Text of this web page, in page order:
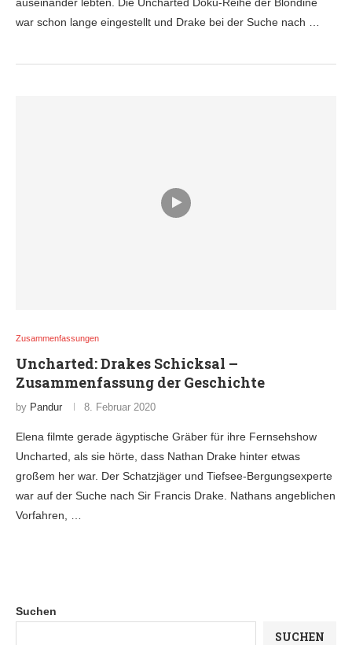
war schon lange eingestellt und Drake bei der Suche nach …
Zusammenfassungen
Uncharted: Drakes Schicksal –
Zusammenfassung der Geschichte
by Pandur 8. Februar 2020
Elena filmte gerade ägyptische Gräber für ihre Fernsehshow
Uncharted, als sie hörte, dass Nathan Drake hinter etwas
großem her war. Der Schatzjäger und Tiefsee-Bergungsexperte
war auf der Suche nach Sir Francis Drake. Nathans angeblichen
Vorfahren, …
Suchen
SUCHEN